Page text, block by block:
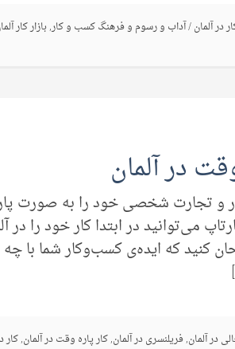
در آلمان/آداب و رسوم و فرهنگ کسب و کار,بازار کار
در آلمان
کار و تجارت شخصی خود را به صورت
می‌توانید در ابتدا کار خود را
کنید که ایده‌‌ی کسب‌وکار شما با چه
در آلمان,فریلنسری در آلمان,کار پاره وقت در آلمان,کار